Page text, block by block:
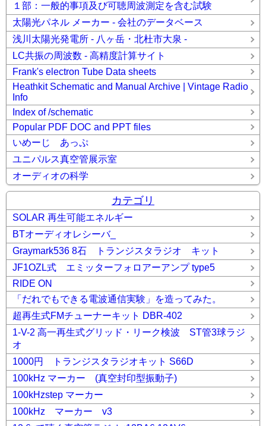
１部：一般的事項及び可聴周波測定を含む試験
太陽光パネル メーカー - 会社のデータベース
浅川太陽光発電所 - 八ヶ岳・北杜市大泉 -
LC共振の周波数 - 高精度計算サイト
Frank's electron Tube Data sheets
Heathkit Schematic and Manual Archive | Vintage Radio
Info
Index of /schematic
Popular PDF DOC and PPT files
いめーじ あっぷ
ユニパルス真空管展示室
オーディオの科学
カテゴリ
SOLAR 再生可能エネルギー
BTオーディオレシーバ_
Graymark536 8石 トランジスタラジオ キット
JF1OZL式 エミッターフォロアーアンプ type5
RIDE ON
「だれでもできる電波通信実験」を造ってみた。
超再生式FMチューナーキット DBR-402
1-V-2 高一再生式グリッド・リーク検波 ST管3球ラジ
オ
1000円 トランジスタラジオキット S66D
100kHz マーカー (真空封印型振動子)
100kHzstep マーカー
100kHz マーカー v3